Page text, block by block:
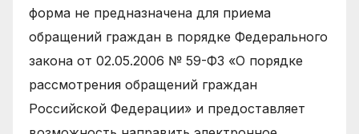
форма не предназначена для приема
обращений граждан в порядке Федерального
закона от 02.05.2006 № 59-ФЗ «О порядке
рассмотрения обращений граждан
Российской Федерации» и предоставляет